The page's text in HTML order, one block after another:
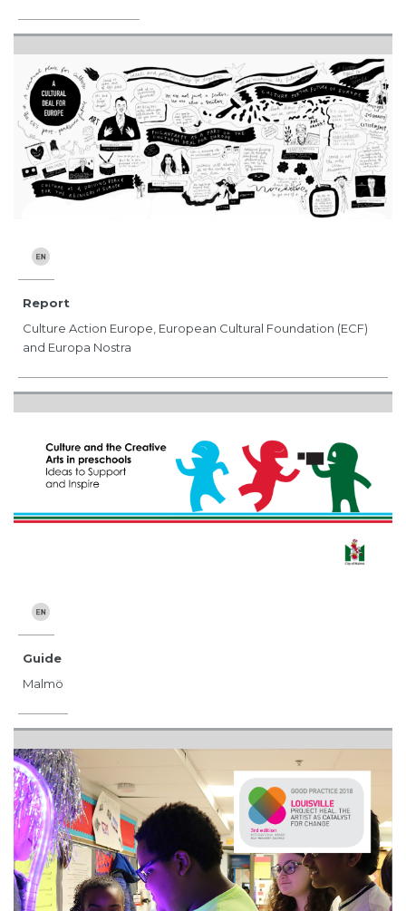
Report
Culture Action Europe, European Cultural Foundation (ECF)
and Europa Nostra
Guide
Malmö